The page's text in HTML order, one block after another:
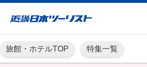
旅館・ホテルTOP 特集一覧